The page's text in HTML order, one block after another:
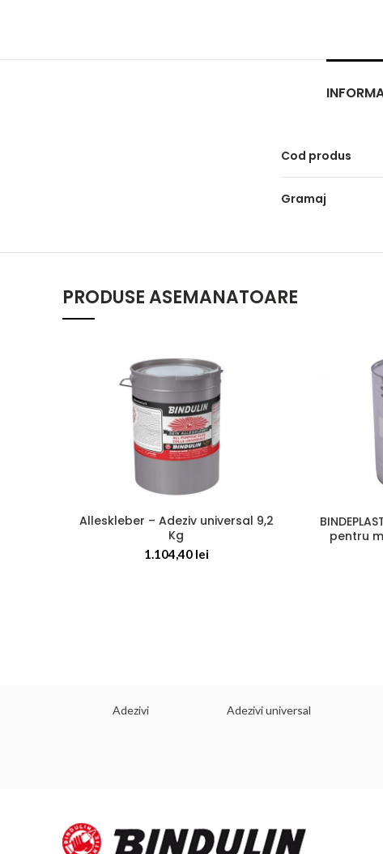
Cod produs
Gramaj
PRODUSE ASEMANATOARE
Alleskleber – Adeziv universal 9,2
Kg
1.104,40 lei
pentru
Adezivi Adezivi universal